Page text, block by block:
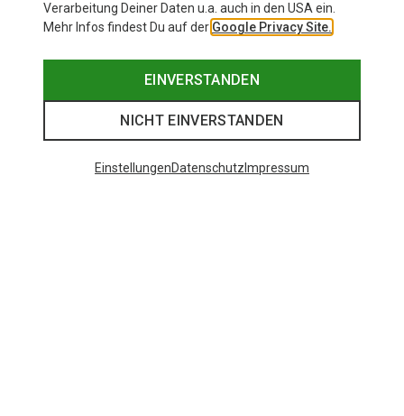
Verarbeitung Deiner Daten u.a. auch in den USA ein.
Mehr Infos findest Du auf der Google Privacy Site.
EINVERSTANDEN
NICHT EINVERSTANDEN
EinstellungenDatenschutz Impressum